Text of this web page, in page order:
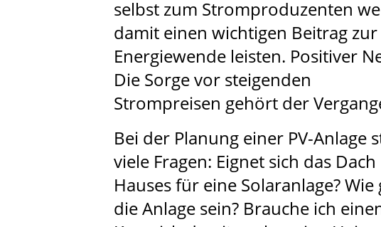
selbst zum Stromproduzenten
damit einen wichtigen Beitrag zur
Energiewende leisten. Positiver
Die Sorge vor steigenden
Strompreisen gehört der
Bei der Planung einer PV-Anlage
viele Fragen: Eignet sich das
Hauses für eine Solaranlage?
die Anlage sein? Brauche ich